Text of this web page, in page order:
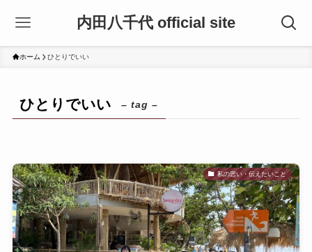
内田八千代 official site
ホーム ひとりでいい
ひとりでいい – tag –
私の思い・伝えたいこと